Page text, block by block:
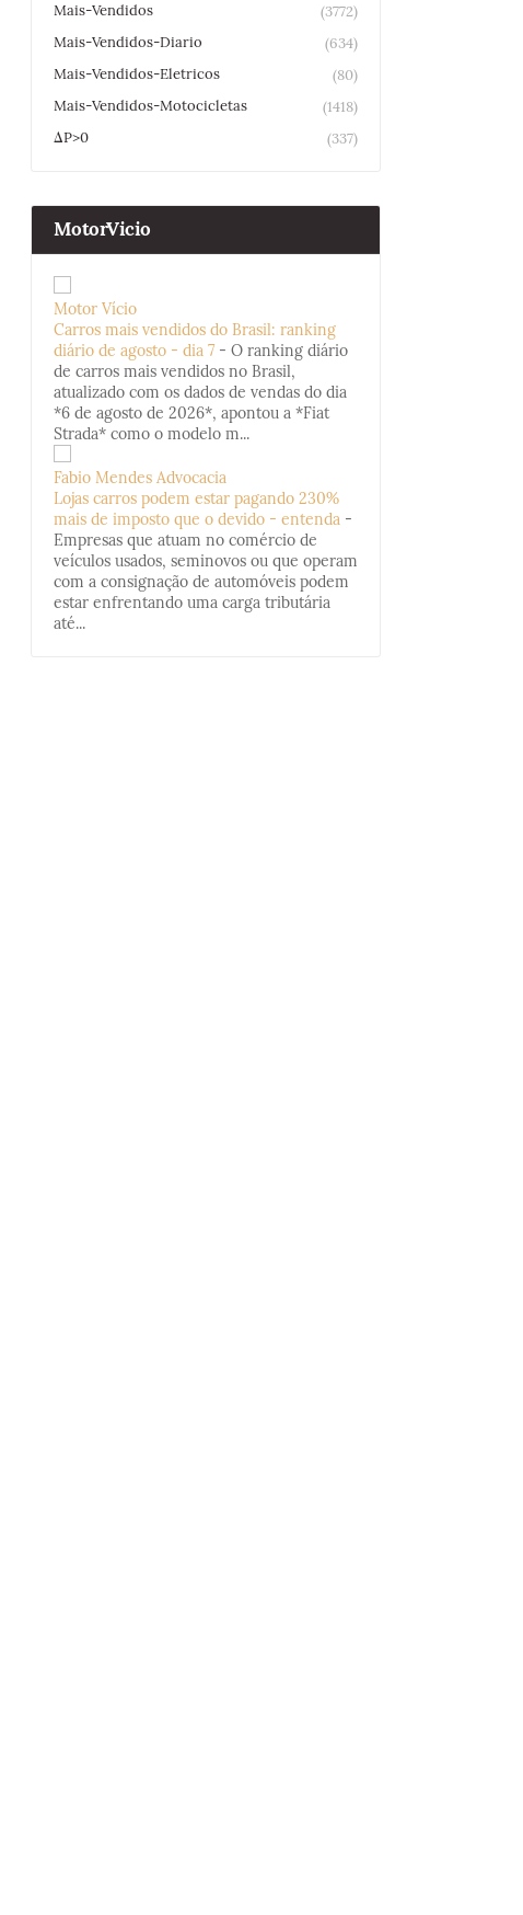
Mais-Vendidos
(3772)
Mais-Vendidos-Diario
(634)
Mais-Vendidos-Eletricos
(80)
Mais-Vendidos-Motocicletas
(1418)
ΔP>0
(337)
MotorVicio
Motor Vício
Carros mais vendidos do Brasil: ranking
diário de agosto - dia 7 - O ranking diário
de carros mais vendidos no Brasil,
atualizado com os dados de vendas do dia
*6 de agosto de 2026*, apontou a *Fiat
Strada* como o modelo m...
Fabio Mendes Advocacia
Lojas carros podem estar pagando 230%
mais de imposto que o devido - entenda -
Empresas que atuam no comércio de
veículos usados, seminovos ou que operam
com a consignação de automóveis podem
estar enfrentando uma carga tributária
até...